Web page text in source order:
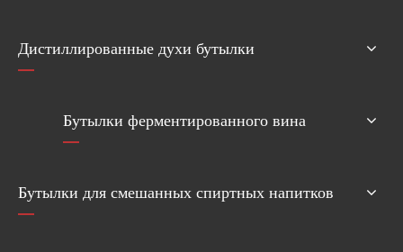
Дистиллированные духи бутылки
Бутылки ферментированного вина
Бутылки для смешанных спиртных напитков